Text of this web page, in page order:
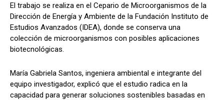
El trabajo se realiza en el Cepario de Microorganismos de la
Dirección de Energía y Ambiente de la Fundación Instituto de
Estudios Avanzados (IDEA), donde se conserva una
colección de microorganismos con posibles aplicaciones
biotecnológicas.
María Gabriela Santos, ingeniera ambiental e integrante del
equipo investigador, explicó que el estudio radica en la
capacidad para generar soluciones sostenibles basadas en